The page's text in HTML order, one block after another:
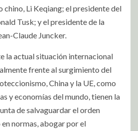
Li Keqiang; el presidente del
Tusk; y el presidente de la
Claude Juncker.
la actual situación internacional
frente al surgimiento del
China y la UE, como
y economías del mundo, tienen la
de salvaguardar el orden
normas, abogar por el